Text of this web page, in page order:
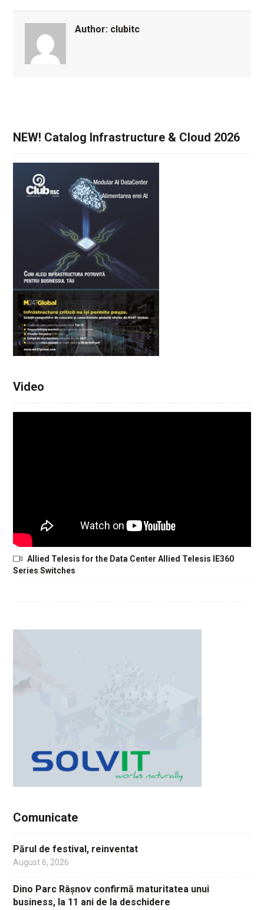
Author: clubitc
NEW! Catalog Infrastructure & Cloud 2026
Video
Allied Telesis for the Data Center Allied Telesis IE360
Series Switches
Comunicate
Părul de festival, reinventat
August 6, 2026
Dino Parc Râșnov confirmă maturitatea unui
business, la 11 ani de la deschidere